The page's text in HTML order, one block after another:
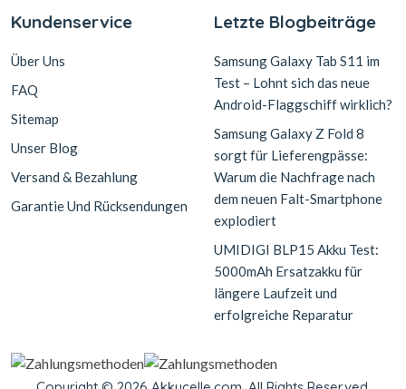
Kundenservice
Über Uns
FAQ
Sitemap
Unser Blog
Versand & Bezahlung
Garantie Und Rücksendungen
Letzte Blogbeiträge
Samsung Galaxy Tab S11 im
Test – Lohnt sich das neue
Android-Flaggschiff wirklich?
Samsung Galaxy Z Fold 8
sorgt für Lieferengpässe:
Warum die Nachfrage nach
dem neuen Falt-Smartphone
explodiert
UMIDIGI BLP15 Akku Test:
5000mAh Ersatzakku für
längere Laufzeit und
erfolgreiche Reparatur